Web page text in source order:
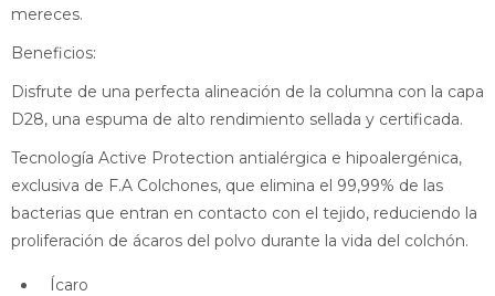
mereces.
Beneficios:
Disfrute de una perfecta alineación de la columna con la capa
D28, una espuma de alto rendimiento sellada y certificada.
Tecnología Active Protection antialérgica e hipoalergénica,
exclusiva de F.A Colchones, que elimina el 99,99% de las
bacterias que entran en contacto con el tejido, reduciendo la
proliferación de ácaros del polvo durante la vida del colchón.
Ícaro